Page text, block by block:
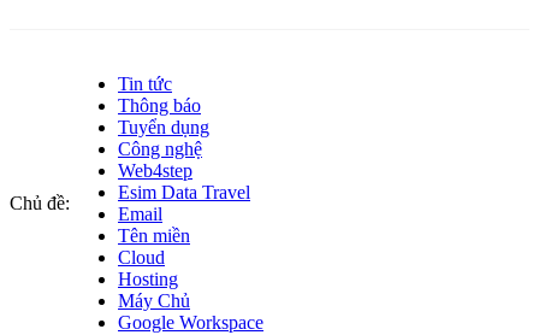
Chủ đề:
Tin tức
Thông báo
Tuyển dụng
Công nghệ
Web4step
Esim Data Travel
Email
Tên miền
Cloud
Hosting
Máy Chủ
Google Workspace